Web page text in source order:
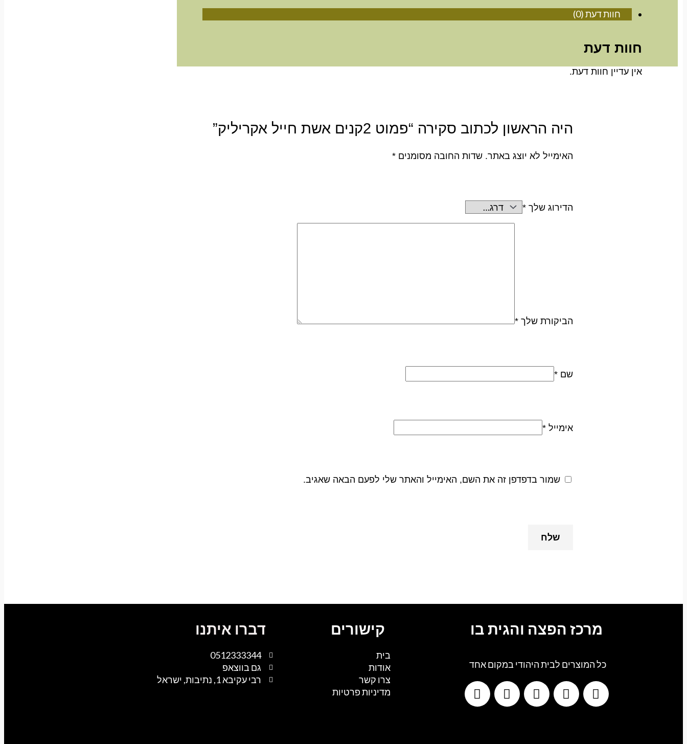
חוות דעת (0)
חוות דעת
אין עדיין חוות דעת.
היה הראשון לכתוב סקירה “פמוט 2קנים אשת חייל אקריליק”
האימייל לא יוצג באתר. שדות החובה מסומנים *
הדירוג שלך *
הביקורת שלך *
שם *
אימייל *
שמור בדפדפן זה את השם, האימייל והאתר שלי לפעם הבאה שאגיב.
מרכז הפצה והגית בו
כל המוצרים לבית היהודי במקום אחד
קישורים
בית
אודות
צרו קשר
מדיניות פרטיות
דברו איתנו
0512333344
גם בווצאפ
רבי עקיבא 1, נתיבות, ישראל